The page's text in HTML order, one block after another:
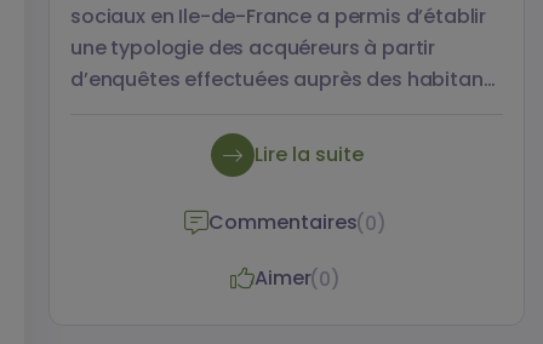
sociaux en Ile-de-France a permis d’établir
une typologie des acquéreurs à partir
d’enquêtes effectuées auprès des habitants
logements y ont été mis en vente à des
dates différentes (fin des années 1990 à
Sartrouville, en 2010 à Villejuif et en 2016 à
Alfortville). La typologie qui résulte de
l’étude prend donc en compte les effets
Lire la suite
Commentaires(0)
Aimer(0)